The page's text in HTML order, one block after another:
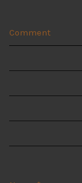
Comment